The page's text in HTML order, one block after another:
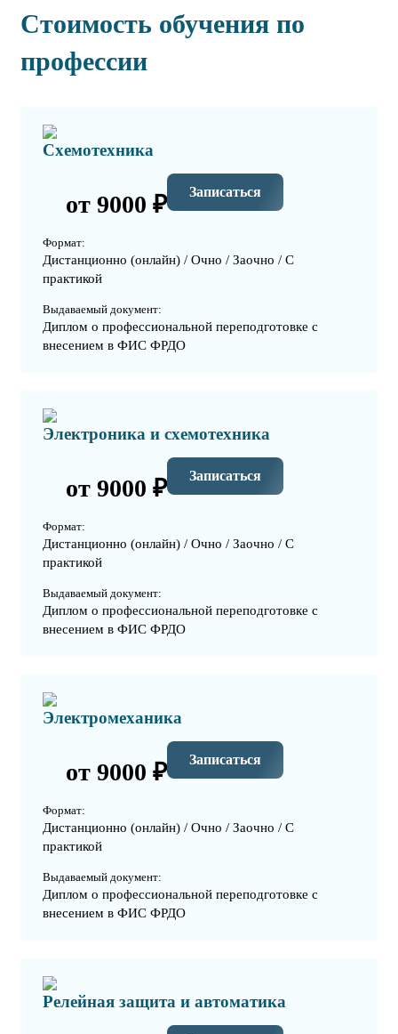
Стоимость обучения по
профессии
Схемотехника
от 9000 ₽ Записаться
Формат:
Дистанционно (онлайн) / Очно / Заочно / С
практикой
Выдаваемый документ:
Диплом о профессиональной переподготовке с
внесением в ФИС ФРДО
Электроника и схемотехника
от 9000 ₽ Записаться
Формат:
Дистанционно (онлайн) / Очно / Заочно / С
практикой
Выдаваемый документ:
Диплом о профессиональной переподготовке с
внесением в ФИС ФРДО
Электромеханика
от 9000 ₽ Записаться
Формат:
Дистанционно (онлайн) / Очно / Заочно / С
практикой
Выдаваемый документ:
Диплом о профессиональной переподготовке с
внесением в ФИС ФРДО
Релейная защита и автоматика